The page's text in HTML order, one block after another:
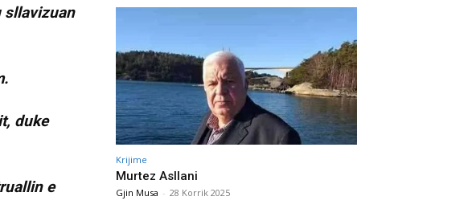
sllavizuan
duke
e
Krijime
Murtez Asllani
Gjin Musa - 28 Korrik 2025